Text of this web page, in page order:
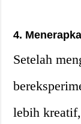
4.
Setelah
lebih